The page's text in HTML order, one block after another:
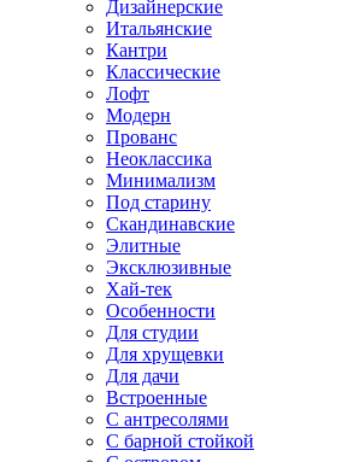
Дизайнерские
Итальянские
Кантри
Классические
Лофт
Модерн
Прованс
Неоклассика
Минимализм
Под старину
Скандинавские
Элитные
Эксклюзивные
Хай-тек
Особенности
Для студии
Для хрущевки
Для дачи
Встроенные
С антресолями
С барной стойкой